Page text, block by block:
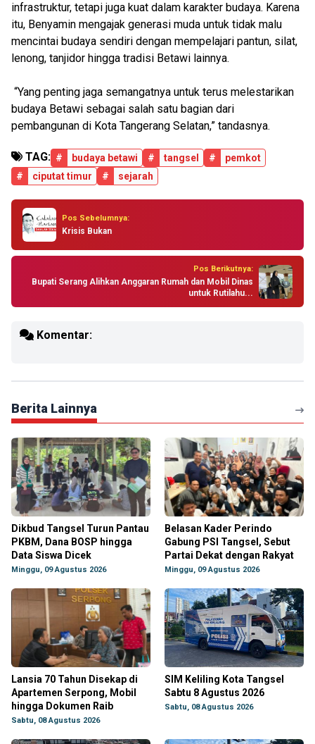
infrastruktur, tetapi juga kuat dalam karakter budaya. Karena
itu, Benyamin mengajak generasi muda untuk tidak malu
mencintai budaya sendiri dengan mempelajari pantun, silat,
lenong, tanjidor hingga tradisi Betawi lainnya.
“Yang penting jaga semangatnya untuk terus melestarikan
budaya Betawi sebagai salah satu bagian dari
pembangunan di Kota Tangerang Selatan,” tandasnya.
TAG: # budaya betawi # tangsel #
pemkot
#
ciputat timur # sejarah
Pos Sebelumnya:
Krisis Bukan
Pos Berikutnya:
Bupati Serang Alihkan Anggaran Rumah dan Mobil Dinas
untuk Rutilahu...
Komentar:
Berita Lainnya
Dikbud Tangsel Turun Pantau
PKBM, Dana BOSP hingga
Data Siswa Dicek
Minggu, 09 Agustus 2026
Belasan Kader Perindo
Gabung PSI Tangsel, Sebut
Partai Dekat dengan Rakyat
Minggu, 09 Agustus 2026
Lansia 70 Tahun Disekap di
Apartemen Serpong, Mobil
hingga Dokumen Raib
Sabtu, 08 Agustus 2026
SIM Keliling Kota Tangsel
Sabtu 8 Agustus 2026
Sabtu, 08 Agustus 2026